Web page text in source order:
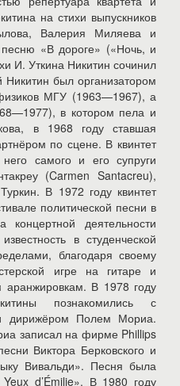
на стихи выпускников
Валерия Миляева и
«В дороге» («Ночь, и
И. Уткина Никитин сочинил
был организатором
МГУ (1963—1967), а
в котором пела и
в 1968 году ставшая
по сцене. В квинтет
самого и его супруги
(Carmen Santacreu),
В 1972 году квинтет
политической песни в
деятельности
в студенческой
благодаря своему
игре на гитаре и
В 1978 году
познакомились с
дирижёром Полем Мориа.
записал на фирме Phillips
Виктора Берковского и
Вивальди». Песня была
d’Émilie». В 1980 году